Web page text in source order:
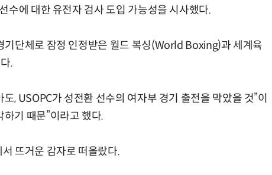
수에 대한 유전자 검사 도입 가능성을 시사했다.
기단체로 잠정 인정받은 월드 복싱(World Boxing)과 세계육
.
, USOPC가 성전환 선수의 여자부 경기 출전을 막았을 것”이
기 때문”이라고 했다.
뜨거운 감자로 떠올랐다.